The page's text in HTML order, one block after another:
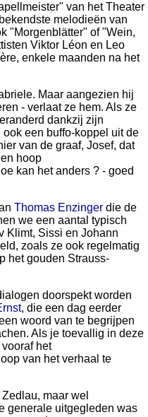
van het Theater
melodieën van
"Morgenblätter" of "Wein,
Viktor Léon en Leo
enkele maanden na het
Maar aangezien hij
- verlaat ze hem. Als ze
dankzij zijn
een buffo-koppel uit de
van de graaf, Josef, dat
hoop
kan het anders ? - goed
Thomas Enzinger die de
we een aantal typisch
Klimt, Sissi en Johann
zoals ze ook regelmatig
het gouden Strauss-
doorspekt worden
, die een dag eerder
woord van te begrijpen
Als je toevallig in deze
het
van het verhaal te
maar wel
generale uitgegleden was